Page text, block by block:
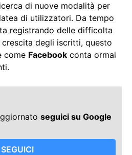
di nuove modalità per
di utilizzatori. Da tempo
registrando delle difficolta
degli iscritti, questo
come Facebook conta ormai
seguici su Google
SEGUICI